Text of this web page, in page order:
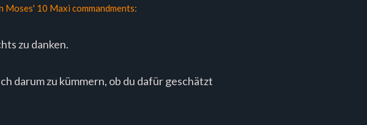
Moses' 10 Maxi commandments:
zu danken.
darum zu kümmern, ob du dafür geschätzt